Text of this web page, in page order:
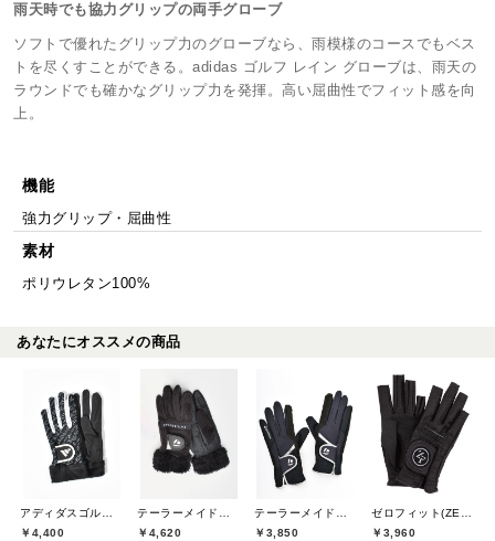
雨天時でも協力グリップの両手グローブ
ソフトで優れたグリップ力のグローブなら、雨模様のコースでもベス
トを尽くすことができる。adidas ゴルフ レイン グローブは、雨天の
ラウンドでも確かなグリップ力を発揮。高い屈曲性でフィット感を向
上。
機能
強力グリップ・屈曲性
素材
ポリウレタン100%
あなたにオススメの商品
￥4,400
￥4,620
￥3,850
￥3,960